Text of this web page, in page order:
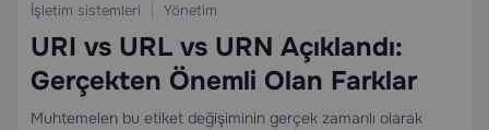
İşletim sistemleri Yönetim
URI vs URL vs URN Açıklandı:
Gerçekten Önemli Olan Farklar
Muhtemelen bu etiket değişiminin gerçek zamanlı olarak